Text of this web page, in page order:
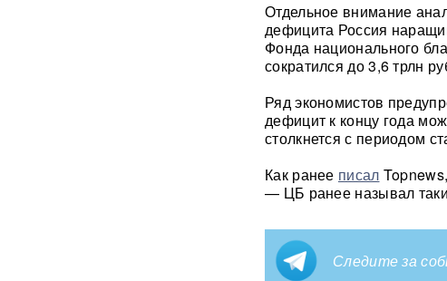
Отдельное внимание
дефицита Россия
Фонда национального
сократился до 3,6 трлн
Ряд экономистов
дефицит к концу года
столкнется с периодом
Как ранее писал
— ЦБ ранее называл
Следите за